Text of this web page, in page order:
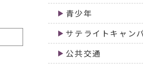
青少年
サテライトキャン
公共交通